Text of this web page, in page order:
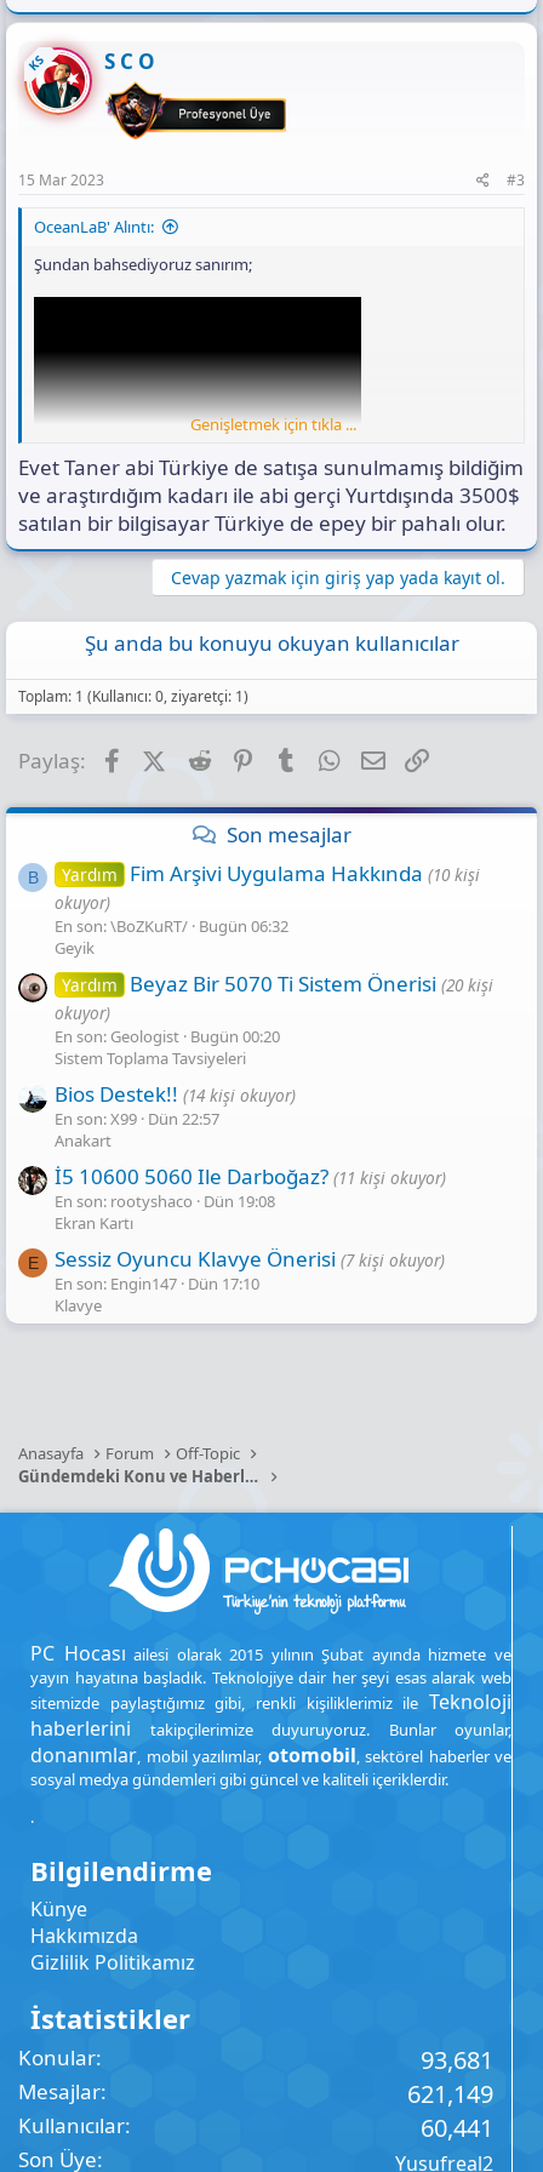
a
c
t
i
o
n
KS S C O
15 Mar 2023 #3
OceanLaB' Alıntı:
Şundan bahsediyoruz sanırım;
Genişletmek için tıkla ...
Evet Taner abi Türkiye de satışa sunulmamış bildiğim
ve araştırdığım kadarı ile abi gerçi Yurtdışında 3500$
satılan bir bilgisayar Türkiye de epey bir pahalı olur.
Cevap yazmak için giriş yap yada kayıt ol.
Şu anda bu konuyu okuyan kullanıcılar
Toplam: 1 (Kullanıcı: 0, ziyaretçi: 1)
Paylaş: FacebookX (Twitter)
Reddit PinterestTumblr WhatsApp
E-posta
Son mesajlar
B Yardım Fim Arşivi Uygulama Hakkında (10 kişi
okuyor)
En son: \BoZKuRT/ Bugün 06:32
Geyik
Yardım Beyaz Bir 5070 Ti Sistem Önerisi (20 kişi
okuyor)
En son: Geologist Bugün 00:20
Sistem Toplama Tavsiyeleri
Bios Destek!! (14 kişi okuyor)
En son: X99 Dün 22:57
Anakart
İ5 10600 5060 Ile Darboğaz? (11 kişi okuyor)
En son: rootyshaco
Dün 19:08
Ekran Kartı
E Sessiz Oyuncu Klavye Önerisi (7 kişi okuyor)
En son: Engin147 Dün 17:10
Klavye
Anasayfa Forum
Off-Topic
Gündemdeki Konu ve Haberler
PC Hocası ailesi olarak 2015 yılının Şubat ayında hizmete ve
yayın hayatına başladık. Teknolojiye dair her şeyi esas alarak web
sitemizde paylaştığımız gibi, renkli kişiliklerimiz ile Teknoloji
haberlerini takipçilerimize duyuruyoruz. Bunlar oyunlar,
donanımlar, mobil yazılımlar, otomobil, sektörel haberler ve
sosyal medya gündemleri gibi güncel ve kaliteli içeriklerdir.
.
Bilgilendirme
Künye
Hakkımızda
Gizlilik Politikamız
İstatistikler
Konular 93,681
Mesajlar 621,149
Kullanıcılar 60,441
Son Üye Yusufreal2